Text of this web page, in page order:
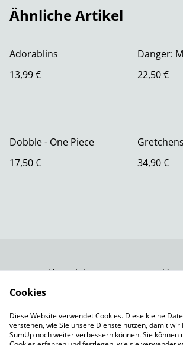
Ähnliche Artikel
Adorablins
13,99 €
Danger:
22,50 €
Dobble - One Piece
17,50 €
34,90 €
Kontaktiere uns
Impressum
Cookie-Richtlinie
Cookies
Diese Website verwendet Cookies. Diese kleine
verstehen, wie Sie unsere Dienste nutzen, damit
SumUp noch weiter verbessern können. Sie können